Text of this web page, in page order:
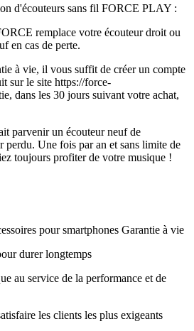
d'écouteurs sans fil FORCE PLAY :
remplace votre écouteur droit ou
en cas de perte.
à vie, il vous suffit de créer un compte
sur le site https://force-
dans les 30 jours suivant votre achat,
parvenir un écouteur neuf de
perdu. Une fois par an et sans limite de
toujours profiter de votre musique !
pour smartphones Garantie à vie
durer longtemps
au service de la performance et de
les clients les plus exigeants